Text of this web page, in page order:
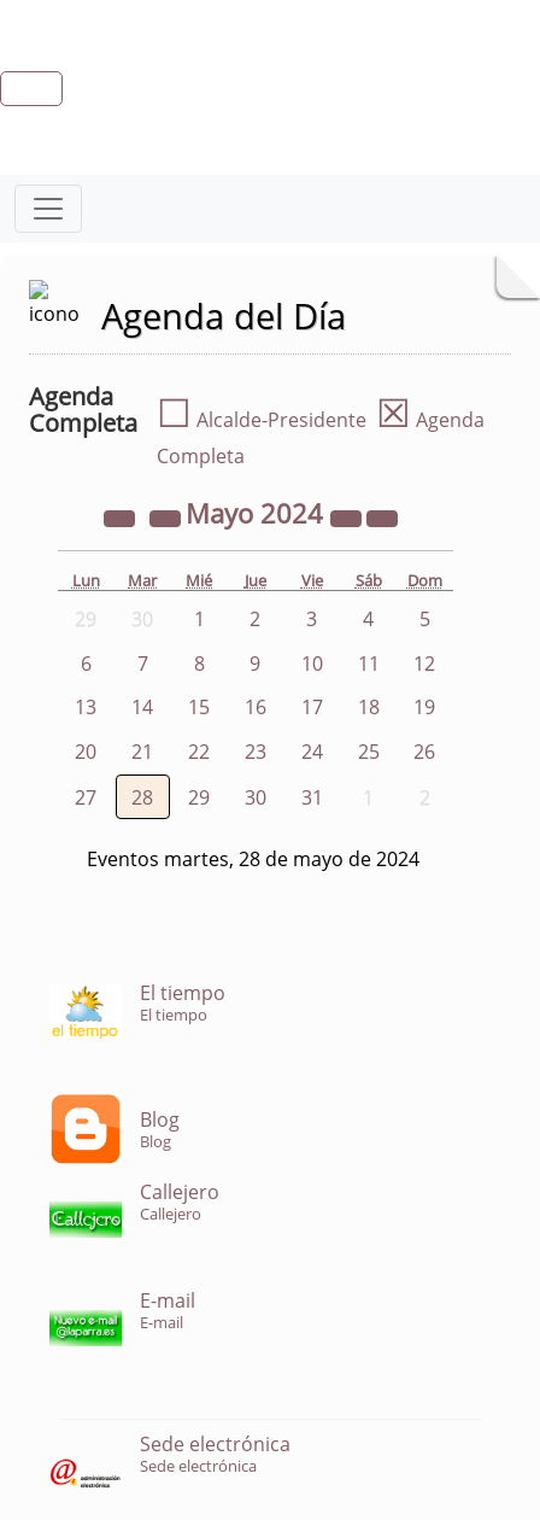
Agenda del Día
Agenda
Completa
☐ Alcalde-Presidente ☒ Agenda
Completa
Mayo 2024
Lun Mar Mié Jue Vie Sáb Dom
29 30 1 2 3 4
5
6
7 8 9 10 11
12
13
14 15 16 17 18
19
20
21 22 23 24 25
26
27
28 29 30 31 1 2
Eventos martes, 28 de mayo de 2024
El tiempo
El tiempo
Blog
Blog
Callejero
Callejero
E-mail
E-mail
Sede electrónica
Sede electrónica